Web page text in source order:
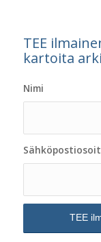
TEE
kartoita
Nimi